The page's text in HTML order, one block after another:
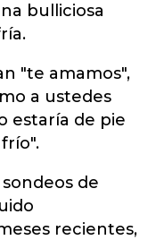
bulliciosa
"te amamos",
a ustedes
estaría de pie
de
recientes,